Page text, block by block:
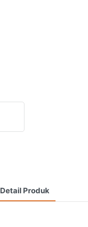
Detail Produk